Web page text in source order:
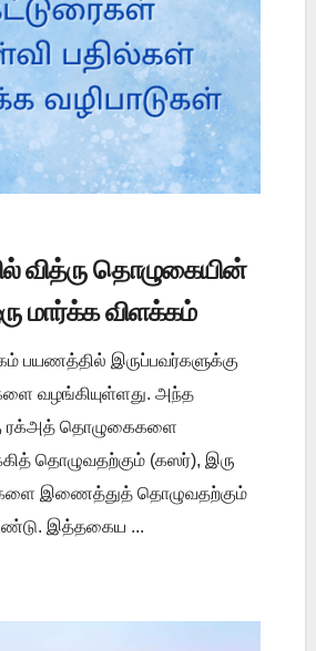
வித்ரு தொழுகையின்
மார்க்க விளக்கம்
பயணத்தில் இருப்பவர்களுக்கு
வழங்கியுள்ளது. அந்த
ரக்அத் தொழுகைகளை
தொழுவதற்கும் (கஸர்), இரு
இணைத்துத் தொழுவதற்கும்
இத்தகைய ...